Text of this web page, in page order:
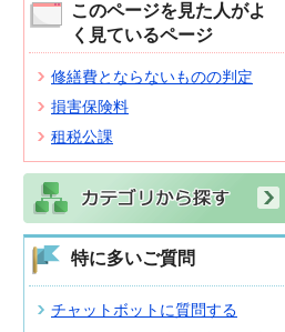
このページを見た人がよ
く見ているページ
修繕費とならないものの判定
損害保険料
租税公課
特に多いご質問
チャットボットに質問する